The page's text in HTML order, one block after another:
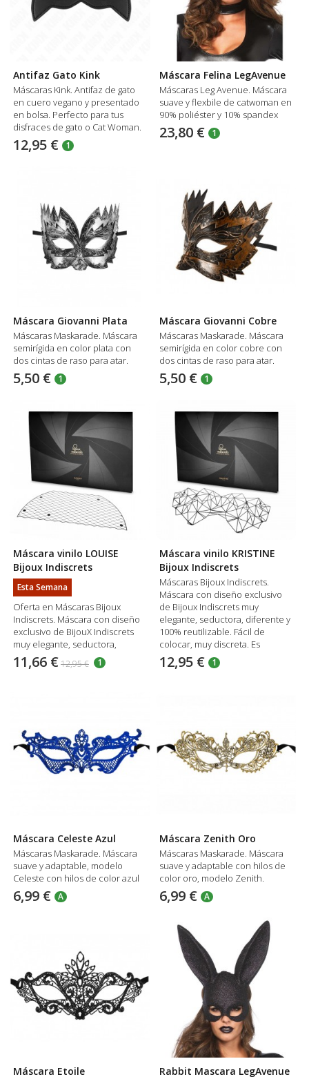
Antifaz Gato Kink
Máscaras Kink. Antifaz de gato
en cuero vegano y presentado
en bolsa. Perfecto para tus
disfraces de gato o Cat Woman.
12,95 € 1
Máscara Felina LegAvenue
Máscaras Leg Avenue. Máscara
suave y flexbile de catwoman en
90% poliéster y 10% spandex
23,80 € 1
Máscara Giovanni Plata
Máscaras Maskarade. Máscara
semirígida en color plata con
dos cintas de raso para atar.
5,50 € 1
Máscara Giovanni Cobre
Máscaras Maskarade. Máscara
semirígida en color cobre con
dos cintas de raso para atar.
5,50 € 1
Máscara vinilo LOUISE
Bijoux Indiscrets
Esta Semana
Oferta en Máscaras Bijoux
Indiscrets. Máscara con diseño
exclusivo de BijouX Indiscrets
muy elegante, seductora,
diferente y 100% reutilizable.
Fácil de colocar, muy discreta.
11,66 €12,95 € 1
Máscara vinilo KRISTINE
Bijoux Indiscrets
Máscaras Bijoux Indiscrets.
Máscara con diseño exclusivo
de Bijoux Indiscrets muy
elegante, seductora, diferente y
100% reutilizable. Fácil de
colocar, muy discreta. Es
personalizable y muy flexible.
Modelo KRISTINE.
12,95 € 1
Máscara Celeste Azul
Máscaras Maskarade. Máscara
suave y adaptable, modelo
Celeste con hilos de color azul
6,99 € A
Máscara Zenith Oro
Máscaras Maskarade. Máscara
suave y adaptable con hilos de
color oro, modelo Zenith.
6,99 € A
Máscara Etoile Rabbit Mascara LegAvenue